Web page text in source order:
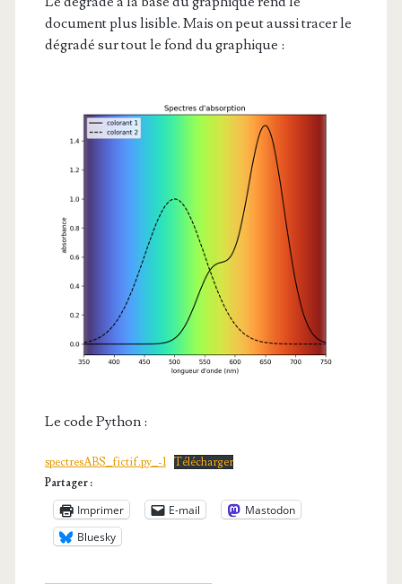
document plus lisible. Mais on peut aussi tracer le
dégradé sur tout le fond du graphique :
Le code Python :
spectresABS_fictif.py_-1 Télécharger
Partager :
Imprimer E-mail
Mastodon
Bluesky